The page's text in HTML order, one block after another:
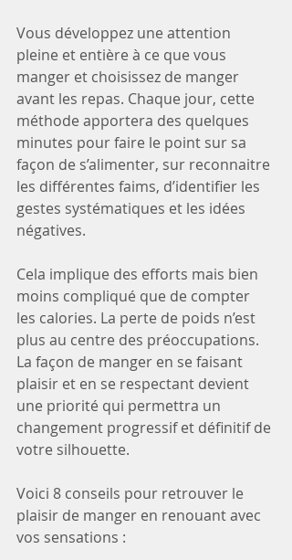
Vous développez une attention
pleine et entière à ce que vous
manger et choisissez de manger
avant les repas. Chaque jour, cette
méthode apportera des quelques
minutes pour faire le point sur sa
façon de s’alimenter, sur reconnaitre
les différentes faims, d’identifier les
gestes systématiques et les idées
négatives.
Cela implique des efforts mais bien
moins compliqué que de compter
les calories. La perte de poids n’est
plus au centre des préoccupations.
La façon de manger en se faisant
plaisir et en se respectant devient
une priorité qui permettra un
changement progressif et définitif de
votre silhouette.
Voici 8 conseils pour retrouver le
plaisir de manger en renouant avec
vos sensations :